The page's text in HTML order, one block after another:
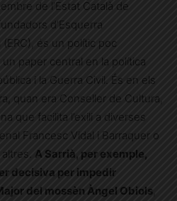
de l’Estat Català de
d’Esquerra
és un polític poc
paper central en la política
i la Guerra Civil. És en els
quan era Conseller de Cultura,
que facilita l’exili a diverses
Francesc Vidal i Barraquer o
A Sarrià, per exemple,
decisiva per impedir
del mossèn Àngel Obiols